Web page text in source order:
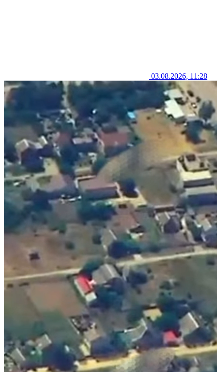
03.08.2026, 11:28